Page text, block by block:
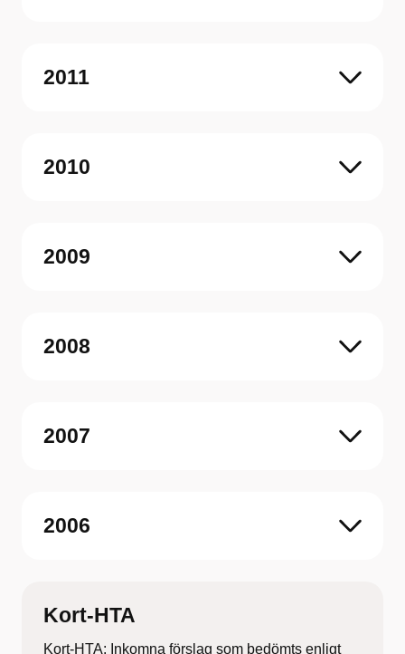
2011
2010
2009
2008
2007
2006
Kort-HTA
Kort-HTA: Inkomna förslag som bedömts enligt